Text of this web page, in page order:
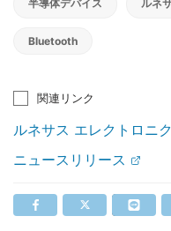
半導体デバイス ルネ
Bluetooth
関連リンク
ルネサス エレクトロニ
ニュースリリース